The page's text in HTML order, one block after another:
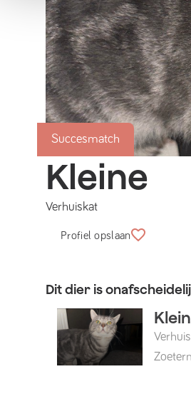
Succesmatch
Kleine
Verhuiskat
Profiel opslaan
Dit dier is